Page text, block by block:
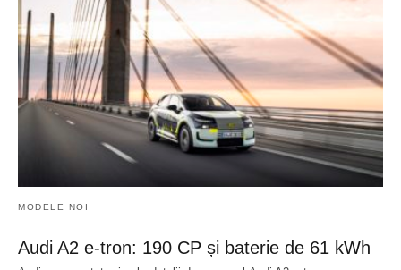
MODELE NOI
Audi A2 e-tron: 190 CP și baterie de 61 kWh